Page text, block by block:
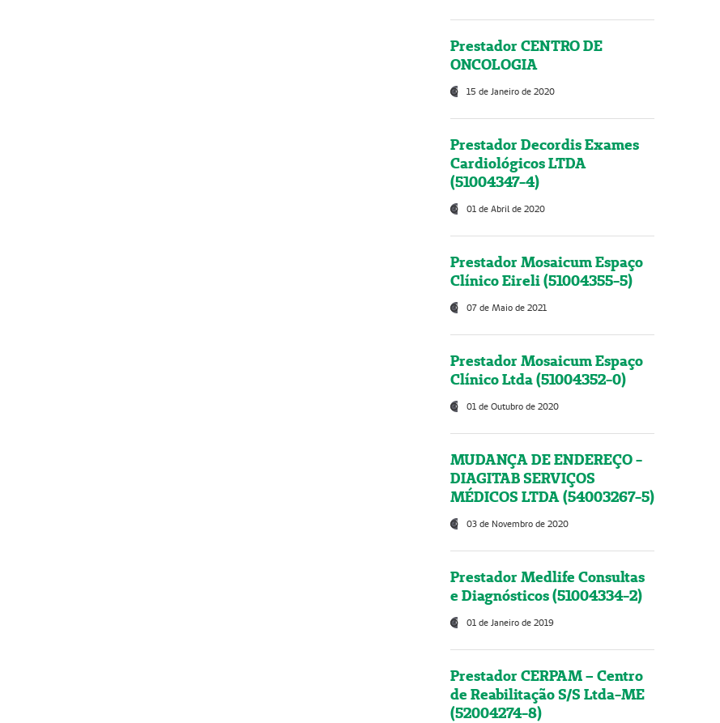
Prestador CENTRO DE
ONCOLOGIA
15 de Janeiro de 2020
Prestador Decordis Exames
Cardiológicos LTDA
(51004347-4)
01 de Abril de 2020
Prestador Mosaicum Espaço
Clínico Eireli (51004355-5)
07 de Maio de 2021
Prestador Mosaicum Espaço
Clínico Ltda (51004352-0)
01 de Outubro de 2020
MUDANÇA DE ENDEREÇO -
DIAGITAB SERVIÇOS
MÉDICOS LTDA (54003267-5)
03 de Novembro de 2020
Prestador Medlife Consultas
e Diagnósticos (51004334-2)
01 de Janeiro de 2019
Prestador CERPAM – Centro
de Reabilitação S/S Ltda-ME
(52004274-8)